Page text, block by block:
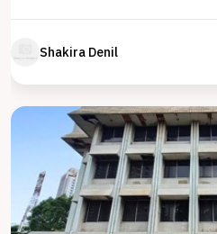
Shakira Denil